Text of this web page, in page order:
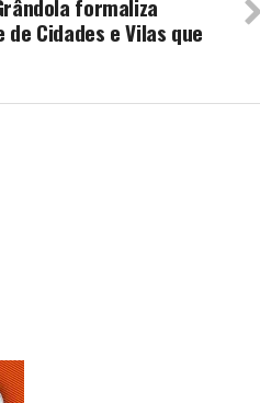
formaliza
de Cidades e Vilas que